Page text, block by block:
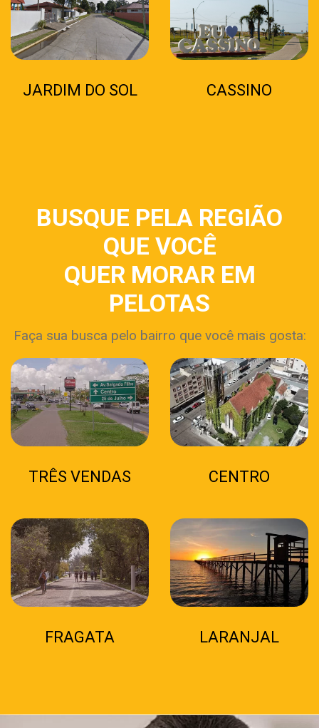
JARDIM DO SOL CASSINO
BUSQUE PELA REGIÃO
QUE VOCÊ
QUER MORAR EM
PELOTAS
Faça sua busca pelo bairro que você mais gosta:
TRÊS VENDAS CENTRO
FRAGATA LARANJAL